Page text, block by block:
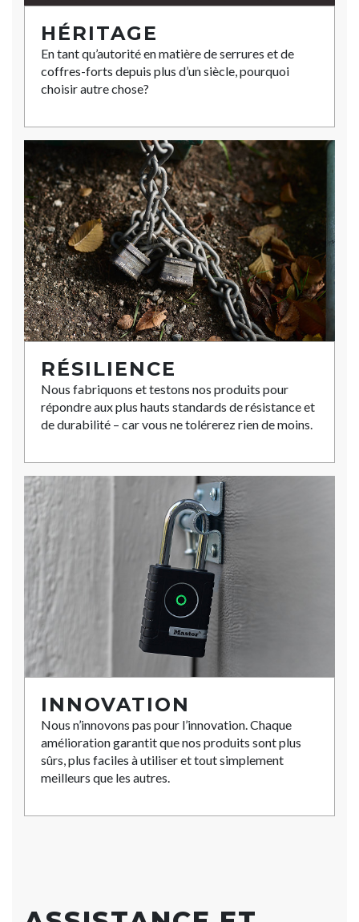
HÉRITAGE
En tant qu’autorité en matière de serrures et de
coffres-forts depuis plus d’un siècle, pourquoi
choisir autre chose?
RÉSILIENCE
Nous fabriquons et testons nos produits pour
répondre aux plus hauts standards de résistance et
de durabilité – car vous ne tolérerez rien de moins.
INNOVATION
Nous n’innovons pas pour l’innovation. Chaque
amélioration garantit que nos produits sont plus
sûrs, plus faciles à utiliser et tout simplement
meilleurs que les autres.